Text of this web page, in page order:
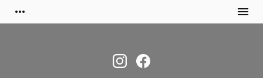
more_horiz menu